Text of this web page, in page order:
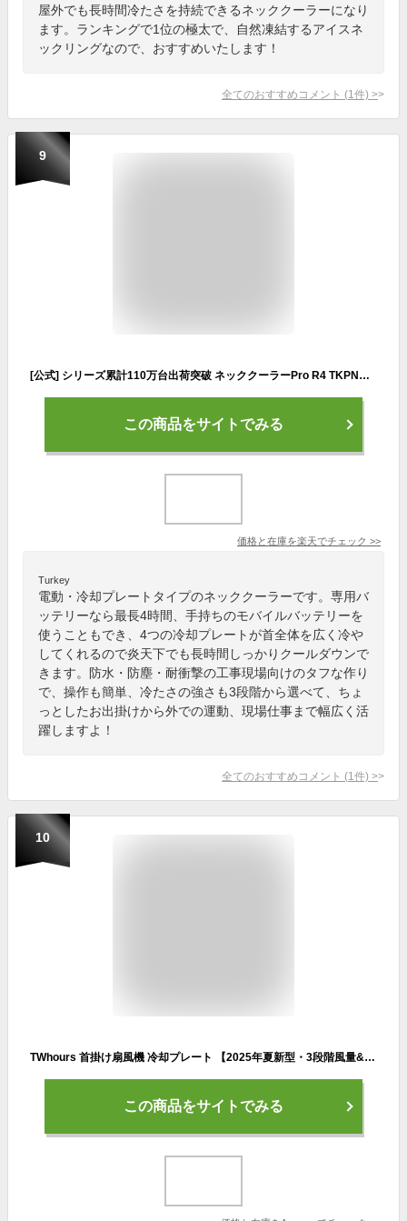
屋外でも長時間冷たさを持続できるネッククーラーになり
ます。ランキングで1位の極太で、自然凍結するアイスネ
ックリングなので、おすすめいたします！
全てのおすすめコメント (1 件) >
9
[公式] シリーズ累計110万台出荷突破 ネッククーラーPro R4 TKPNC22BK サンコー 夏用 冷却 涼しい 冷感 ネッククーラープロ 炎天下 熱中症 猛暑 対策 外仕事 庭仕事 冷感グッズ 首掛けクーラー
この商品をサイトでみる
価格と在庫を楽天でチェック >>
Turkey
電動・冷却プレートタイプのネッククーラーです。専用バ
ッテリーなら最長4時間、手持ちのモバイルバッテリーを
使うこともでき、4つの冷却プレートが首全体を広く冷や
してくれるので炎天下でも長時間しっかりクールダウンで
きます。防水・防塵・耐衝撃の工事現場向けのタフな作り
で、操作も簡単、冷たさの強さも3段階から選べて、ちょ
っとしたお出掛けから外での運動、現場仕事まで幅広く活
躍しますよ！
全てのおすすめコメント (1 件) >
10
TWhours 首掛け扇風機 冷却プレート 【2025年夏新型・3段階風量&冷感調節・超長冷感プレート】瞬間冷却ネッククーラー 首掛けクーラー -16℃体感温度ダウン U型ネックファン LEDディスプレイ表示 Type-C充電 4000mAh大容量 6つの大型送風口 羽なし 上下送風 自由に調節可能 軽量 持ち運び便利 熱中症対策 父の日/母の日/誕生日 プレゼント ギフト (ホワイト)
この商品をサイトでみる